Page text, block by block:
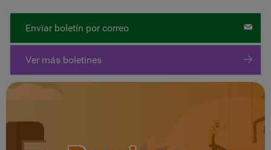
Enviar boletín por correo
Ver más boletines